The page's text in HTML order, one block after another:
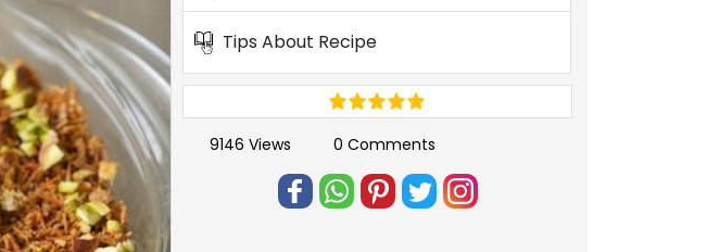
Tips About Recipe
9146 Views 0 Comments